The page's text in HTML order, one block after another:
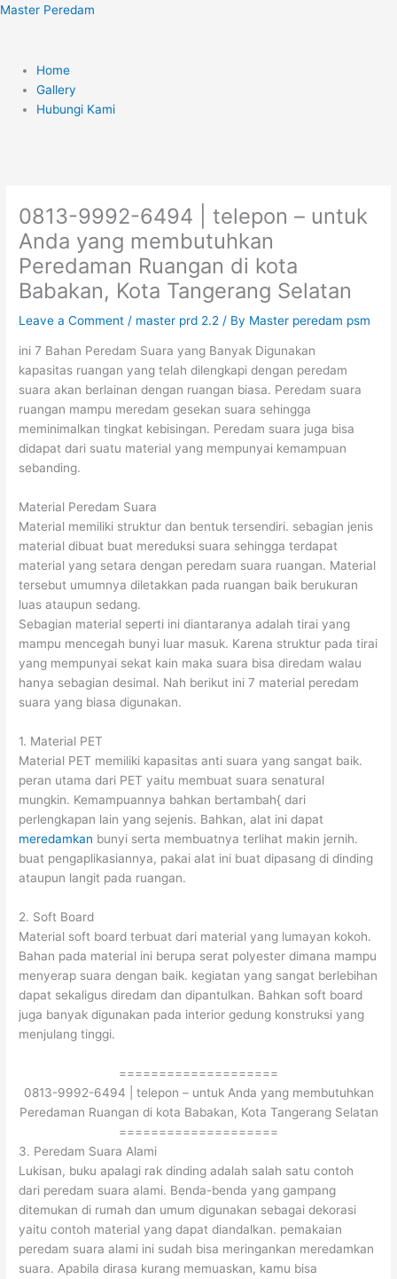
Skip
Master Peredam
Menu
Home
Gallery
Hubungi Kami
0813-9992-6494 | telepon – untuk
Anda yang membutuhkan
Peredaman Ruangan di kota
Babakan, Kota Tangerang Selatan
Leave a Comment / master prd 2.2 / By Master peredam psm
ini 7 Bahan Peredam Suara yang Banyak Digunakan
kapasitas ruangan yang telah dilengkapi dengan peredam
suara akan berlainan dengan ruangan biasa. Peredam suara
ruangan mampu meredam gesekan suara sehingga
meminimalkan tingkat kebisingan. Peredam suara juga bisa
didapat dari suatu material yang mempunyai kemampuan
sebanding.
Material Peredam Suara
Material memiliki struktur dan bentuk tersendiri. sebagian jenis
material dibuat buat mereduksi suara sehingga terdapat
material yang setara dengan peredam suara ruangan. Material
tersebut umumnya diletakkan pada ruangan baik berukuran
luas ataupun sedang.
Sebagian material seperti ini diantaranya adalah tirai yang
mampu mencegah bunyi luar masuk. Karena struktur pada tirai
yang mempunyai sekat kain maka suara bisa diredam walau
hanya sebagian desimal. Nah berikut ini 7 material peredam
suara yang biasa digunakan.
1. Material PET
Material PET memiliki kapasitas anti suara yang sangat baik.
peran utama dari PET yaitu membuat suara senatural
mungkin. Kemampuannya bahkan bertambah{ dari
perlengkapan lain yang sejenis. Bahkan, alat ini dapat
meredamkan bunyi serta membuatnya terlihat makin jernih.
buat pengaplikasiannya, pakai alat ini buat dipasang di dinding
ataupun langit pada ruangan.
2. Soft Board
Material soft board terbuat dari material yang lumayan kokoh.
Bahan pada material ini berupa serat polyester dimana mampu
menyerap suara dengan baik. kegiatan yang sangat berlebihan
dapat sekaligus diredam dan dipantulkan. Bahkan soft board
juga banyak digunakan pada interior gedung konstruksi yang
menjulang tinggi.
====================
0813-9992-6494 | telepon – untuk Anda yang membutuhkan
Peredaman Ruangan di kota Babakan, Kota Tangerang Selatan
====================
3. Peredam Suara Alami
Lukisan, buku apalagi rak dinding adalah salah satu contoh
dari peredam suara alami. Benda-benda yang gampang
ditemukan di rumah dan umum digunakan sebagai dekorasi
yaitu contoh material yang dapat diandalkan. pemakaian
peredam suara alami ini sudah bisa meringankan meredamkan
suara. Apabila dirasa kurang memuaskan, kamu bisa